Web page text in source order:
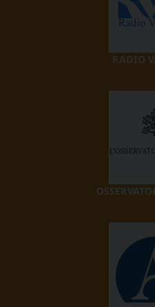
RADIO